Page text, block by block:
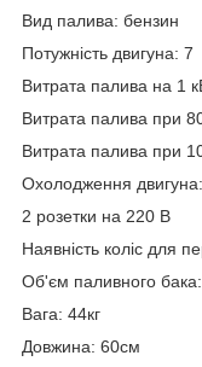
Вид палива: бензин
Потужність двигуна: 7
Витрата палива на 1
Витрата палива при
Витрата палива при
Охолодження
2 розетки на 220 В
Наявність коліс для
Об'єм паливного
Вага: 44кг
Довжина: 60см